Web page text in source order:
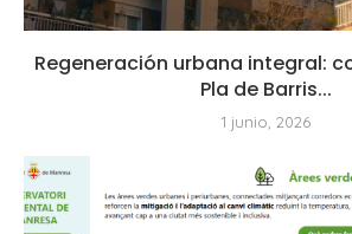
Regeneración urbana integral:
Pla de Barris...
1 junio, 2026